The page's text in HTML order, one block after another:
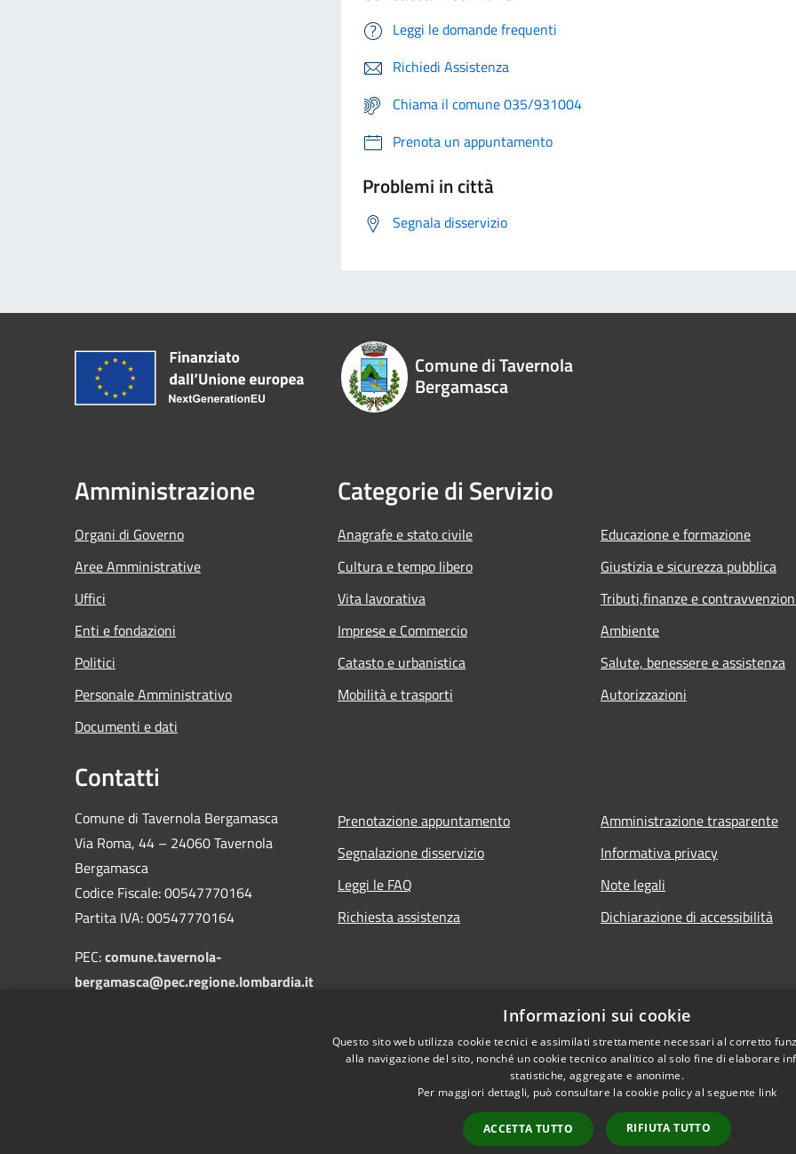
Leggi le domande frequenti
Richiedi Assistenza
Chiama il comune 035/931004
Prenota un appuntamento
Problemi in città
Segnala disservizio
Comune di Tavernola
Bergamasca
Amministrazione
Organi di Governo
Aree Amministrative
Uffici
Enti e fondazioni
Politici
Personale Amministrativo
Documenti e dati
Categorie di Servizio
Anagrafe e stato civile
Cultura e tempo libero
Vita lavorativa
Imprese e Commercio
Catasto e urbanistica
Mobilità e trasporti
Educazione e formazione
Giustizia e sicurezza pubblica
Tributi,finanze e
Ambiente
Salute, benessere e assistenza
Autorizzazioni
Contatti
Comune di Tavernola Bergamasca
Via Roma, 44 – 24060 Tavernola
Bergamasca
Codice Fiscale: 00547770164
Partita IVA: 00547770164
PEC:comune.tavernola-
bergamasca@pec.regione.lombardia.it
Prenotazione appuntamento
Segnalazione disservizio
Leggi le FAQ
Richiesta assistenza
Amministrazione trasparente
Informativa privacy
Note legali
Dichiarazione di accessibilità
Copyright © 2026 • Comune di
Informazioni sui cookie
Questo sito web utilizza cookie tecnici e assimilati strettamente necessari al corretto
alla navigazione del sito, nonché un cookie tecnico analitico al solo fine di elaborare
statistiche, aggregate e anonime.
Per maggiori dettagli, può consultare la cookie policy al seguente link
ACCETTA TUTTO RIFIUTA TUTTO